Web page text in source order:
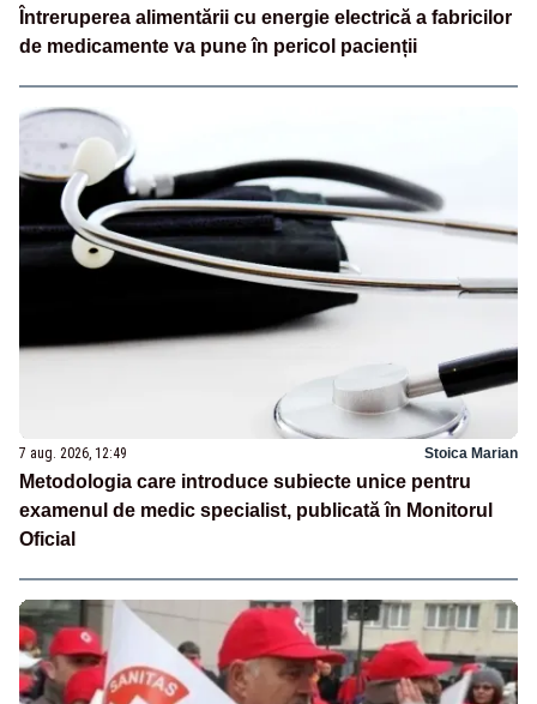
Întreruperea alimentării cu energie electrică a fabricilor
de medicamente va pune în pericol pacienții
7 aug. 2026, 12:49 Stoica Marian
Metodologia care introduce subiecte unice pentru
examenul de medic specialist, publicată în Monitorul
Oficial